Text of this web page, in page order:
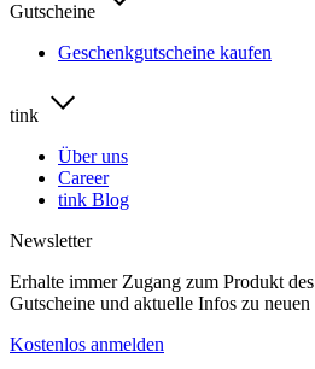
Gutscheine
Geschenkgutscheine kaufen
tink
Über uns
Career
tink Blog
Newsletter
Erhalte immer Zugang zum Produkt
Gutscheine und aktuelle Infos zu
Kostenlos anmelden